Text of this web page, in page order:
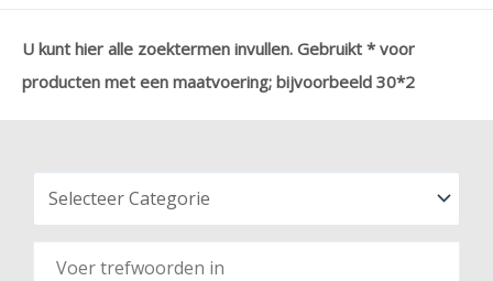
U kunt hier alle zoektermen invullen. Gebruikt * voor
producten met een maatvoering; bijvoorbeeld 30*2